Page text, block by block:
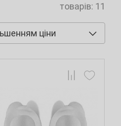
товарів: 11
ціни